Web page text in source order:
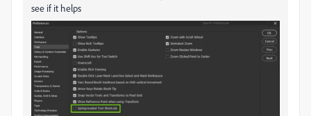
see if it helps